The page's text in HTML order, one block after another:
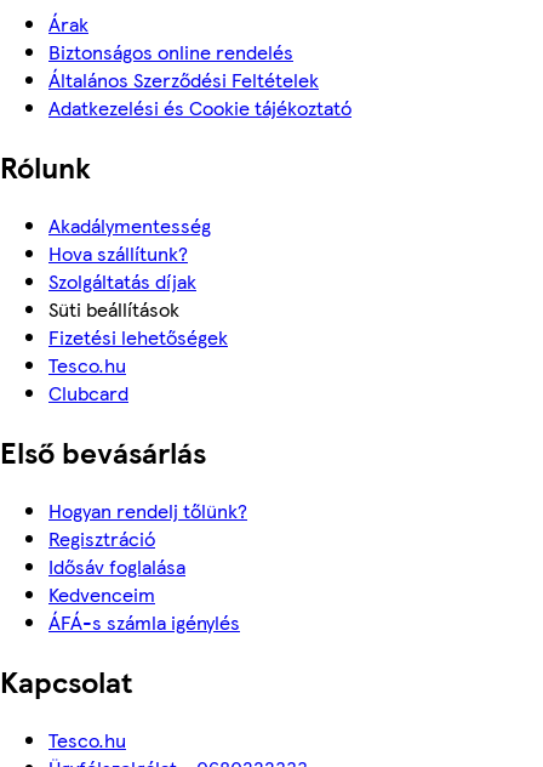
Árak
Biztonságos online rendelés
Általános Szerződési Feltételek
Adatkezelési és Cookie tájékoztató
Rólunk
Akadálymentesség
Hova szállítunk?
Szolgáltatás díjak
Süti beállítások
Fizetési lehetőségek
Tesco.hu
Clubcard
Első bevásárlás
Hogyan rendelj tőlünk?
Regisztráció
Idősáv foglalása
Kedvenceim
ÁFÁ-s számla igénylés
Kapcsolat
Tesco.hu